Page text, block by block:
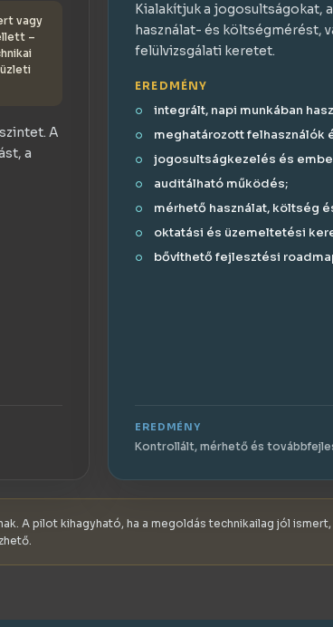
vagy
–
A
a
Kialakítjuk a jogosultságokat,
használat- és költségmérést,
felülvizsgálati keretet.
EREDMÉNY
integrált, napi munkában
meghatározott felhasználók
jogosultságkezelés és
auditálható működés;
mérhető használat, költség
oktatási és üzemeltetési
bővíthető fejlesztési
EREDMÉNY
Kontrollált, mérhető és
A pilot kihagyható, ha a megoldás technikailag jól